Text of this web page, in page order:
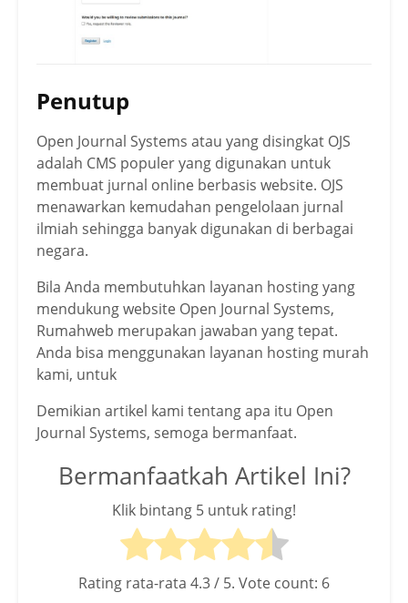
Penutup
Open Journal Systems atau yang disingkat OJS
adalah CMS populer yang digunakan untuk
membuat jurnal online berbasis website. OJS
menawarkan kemudahan pengelolaan jurnal
ilmiah sehingga banyak digunakan di berbagai
negara.
Bila Anda membutuhkan layanan hosting yang
mendukung website Open Journal Systems,
Rumahweb merupakan jawaban yang tepat.
Anda bisa menggunakan layanan hosting murah
kami, untuk
Demikian artikel kami tentang apa itu Open
Journal Systems, semoga bermanfaat.
Bermanfaatkah Artikel Ini?
Klik bintang 5 untuk rating!
Rating rata-rata 4.3/ 5. Vote count: 6